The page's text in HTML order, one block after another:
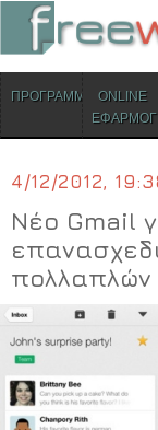
Skip to content
ΠΡΟΓΡΑΜΜΑΤΑONLINE
4/12/2012,
Νέο Gmail
πολλαπλών